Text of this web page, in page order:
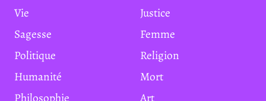
Vie
Justice
Sagesse
Femme
Politique
Religion
Humanité
Mort
Philosophie
Art